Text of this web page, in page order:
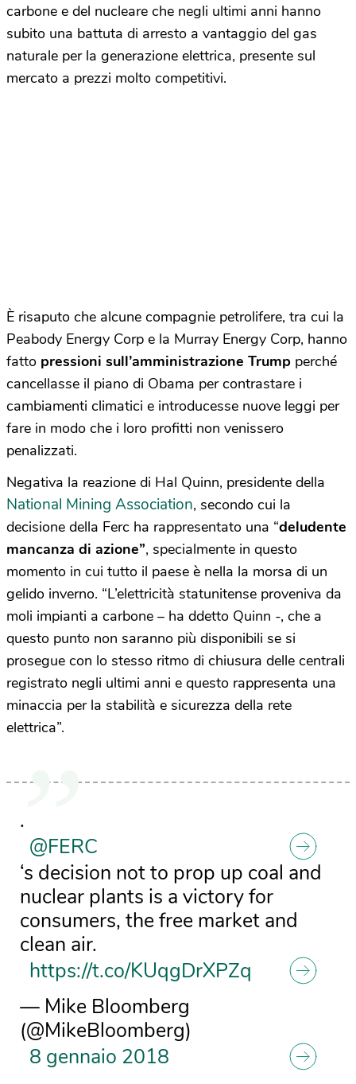
carbone e del nucleare che negli ultimi anni hanno
subito una battuta di arresto a vantaggio del gas
naturale per la generazione elettrica, presente sul
mercato a prezzi molto competitivi.
È risaputo che alcune compagnie petrolifere, tra cui la
Peabody Energy Corp e la Murray Energy Corp, hanno
fatto pressioni sull’amministrazione Trump perché
cancellasse il piano di Obama per contrastare i
cambiamenti climatici e introducesse nuove leggi per
fare in modo che i loro profitti non venissero
penalizzati.
Negativa la reazione di Hal Quinn, presidente della
National Mining Association, secondo cui la
decisione della Ferc ha rappresentato una “deludente
mancanza di azione”, specialmente in questo
momento in cui tutto il paese è nella la morsa di un
gelido inverno. “L’elettricità statunitense proveniva da
moli impianti a carbone – ha ddetto Quinn -, che a
questo punto non saranno più disponibili se si
prosegue con lo stesso ritmo di chiusura delle centrali
registrato negli ultimi anni e questo rappresenta una
minaccia per la stabilità e sicurezza della rete
elettrica”.
.
@FERC
‘s decision not to prop up coal and
nuclear plants is a victory for
consumers, the free market and
clean air.
https://t.co/KUqgDrXPZq
— Mike Bloomberg
(@MikeBloomberg)
8 gennaio 2018